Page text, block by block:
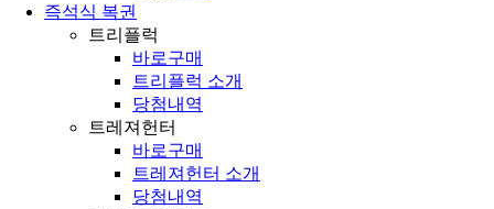
즉석식 복권
트리플럭
바로구매
트리플럭 소개
당첨내역
트레져헌터
바로구매
트레져헌터 소개
당첨내역